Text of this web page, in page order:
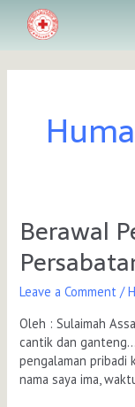
content
Berawal
Leave a Comment /
Oleh : Sulaimah
cantik dan
pengalaman pribadi
nama saya ima,
Berawal
Pembulian
berakhir